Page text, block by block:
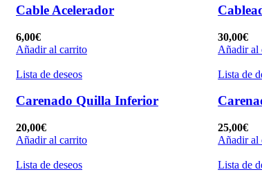
Cable Acelerador
6,00€
Añadir al carrito
30,00€
Añadir al
Lista de deseos
Carenado Quilla Inferior
20,00€
Añadir al carrito
Lista de
25,00€
Añadir al
Lista de deseos Lista de